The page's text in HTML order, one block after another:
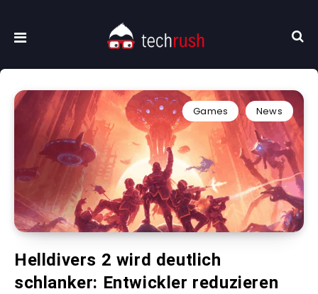
Games News
Helldivers 2 wird deutlich
schlanker: Entwickler reduzieren